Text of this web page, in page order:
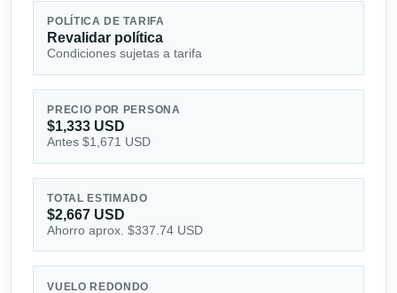
POLÍTICA DE TARIFA
Revalidar política
Condiciones sujetas a tarifa
PRECIO POR PERSONA
$1,333 USD
Antes $1,671 USD
TOTAL ESTIMADO
$2,667 USD
Ahorro aprox. $337.74 USD
VUELO REDONDO